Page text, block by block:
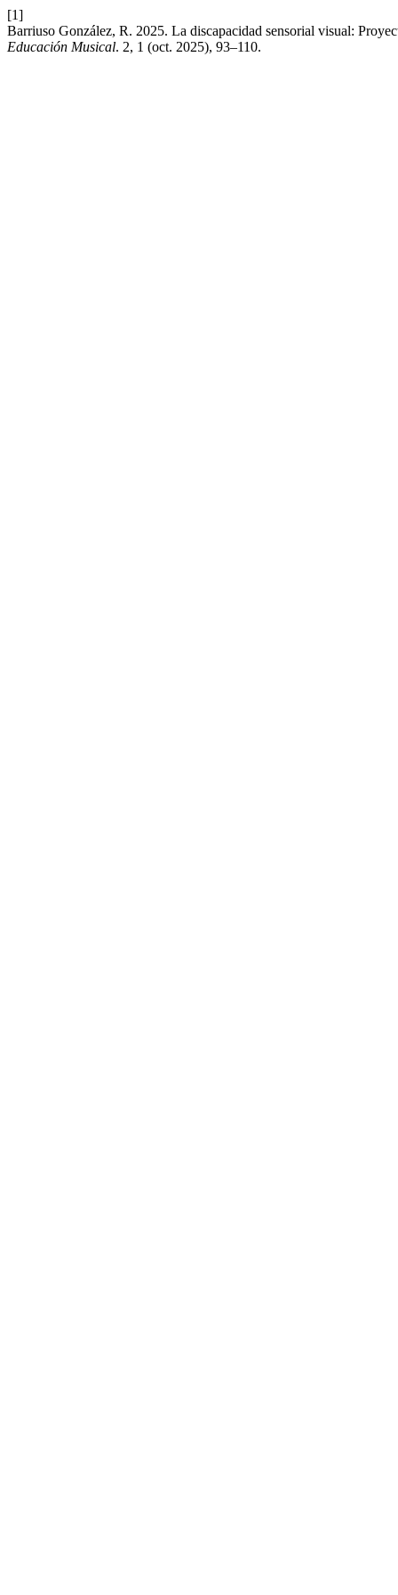
[1]
Barriuso González, R. 2025. La discapacidad sensorial visual:
Educación Musical. 2, 1 (oct. 2025), 93–110.